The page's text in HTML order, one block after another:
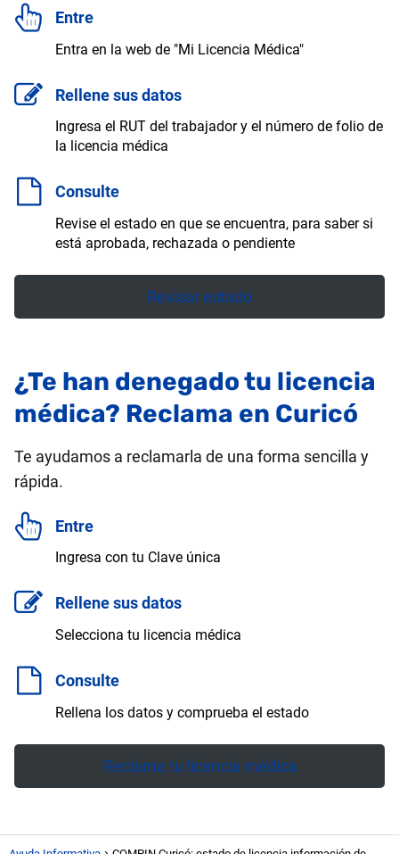
Entre
Entra en la web de "Mi Licencia Médica"
Rellene sus datos
Ingresa el RUT del trabajador y el número de folio de
la licencia médica
Consulte
Revise el estado en que se encuentra, para saber si
está aprobada, rechazada o pendiente
Revisar estado
¿Te han denegado tu licencia
médica? Reclama en Curicó
Te ayudamos a reclamarla de una forma sencilla y
rápida.
Entre
Ingresa con tu Clave única
Rellene sus datos
Selecciona tu licencia médica
Consulte
Rellena los datos y comprueba el estado
Reclama tu licencia médica